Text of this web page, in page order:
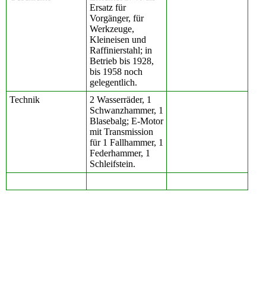
Ersatz für
Vorgänger, für
Werkzeuge,
Kleineisen und
Raffinierstahl; in
Betrieb bis 1928,
bis 1958 noch
gelegentlich.
Technik
2 Wasserräder, 1
Schwanzhammer, 1
Blasebalg; E-Motor
mit Transmission
für 1 Fallhammer, 1
Federhammer, 1
Schleifstein.